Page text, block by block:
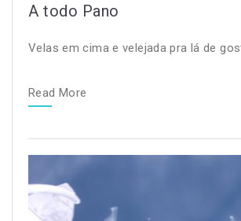
A todo Pano
Velas em cima e velejada pra lá de
Read More